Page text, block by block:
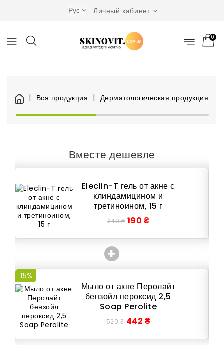
Рус Личный кабинет
0
Вся продукция Дерматологическая продукция
Вместе дешевле
Eleclin-T гель от акне с
клиндамицином и
третиноином, 15 г
249 ₴ 190 ₴
+
15%
Мыло от акне Перолайт
бензойл пероксид 2,5
Soap Perolite
520 ₴ 442 ₴